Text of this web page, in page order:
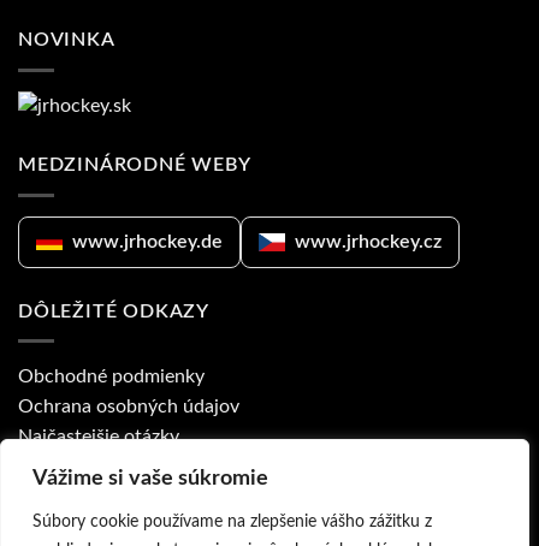
Vážime si vaše súkromie
Súbory cookie používame na zlepšenie vášho zážitku z
NOVINKA
MEDZINÁRODNÉ WEBY
www.jrhockey.de www.jrhockey.cz
DÔLEŽITÉ ODKAZY
Obchodné podmienky
Ochrana osobných údajov
Najčastejšie otázky
Ponuka pre kluby